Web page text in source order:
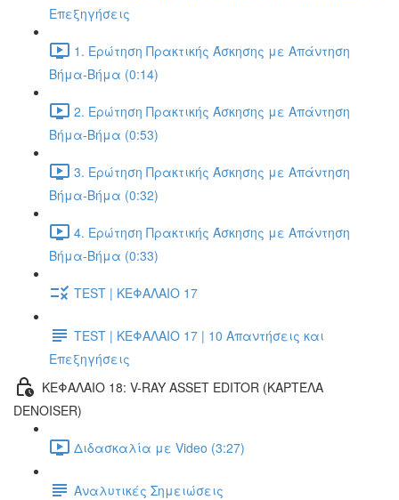
Επεξηγήσεις
1. Ερώτηση Πρακτικής Άσκησης με Απάντηση
Βήμα-Βήμα (0:14)
2. Ερώτηση Πρακτικής Άσκησης με Απάντηση
Βήμα-Βήμα (0:53)
3. Ερώτηση Πρακτικής Άσκησης με Απάντηση
Βήμα-Βήμα (0:32)
4. Ερώτηση Πρακτικής Άσκησης με Απάντηση
Βήμα-Βήμα (0:33)
TEST | ΚΕΦΑΛΑΙΟ 17
TEST | ΚΕΦΑΛΑΙΟ 17 | 10 Απαντήσεις και
Επεξηγήσεις
ΚΕΦΑΛΑΙΟ 18: V-RAY ASSET EDITOR (ΚΑΡΤΈΛΑ
DENOISER)
Διδασκαλία με Video (3:27)
Αναλυτικές Σημειώσεις